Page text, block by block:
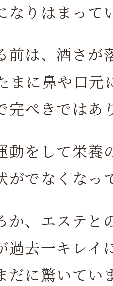
なりはまって
前は、酒さが
まに鼻や口元
完ぺきではあ
動をして栄養
がでなくなっ
か、エステと
過去一キレイ
だに驚いてい